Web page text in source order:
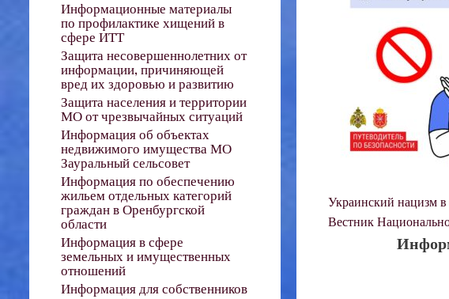
Украинский нацизм
Вестник
Информационные материалы
по профилактике хищений в
сфере ИТТ
Защита несовершеннолетних от
информации, причиняющей
вред их здоровью и развитию
Защита населения и территории
МО от чрезвычайных ситуаций
Информация об объектах
недвижимого имущества МО
Зауральный сельсовет
Информация по обеспечению
жильем отдельных категорий
граждан в Оренбургской
области
Информация в сфере
земельных и имущественных
отношений
Информация для собственников